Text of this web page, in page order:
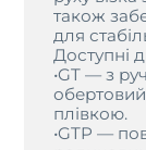
також
для
Доступні
•GT — з
плівкою.
•GTP —